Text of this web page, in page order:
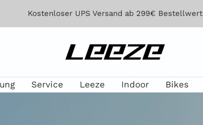
Kostenloser UPS Versand ab 299€ Bestellwert
Leeze
Service Leeze Indoor Bikes